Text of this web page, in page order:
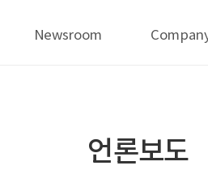
Newsroom
언론보도